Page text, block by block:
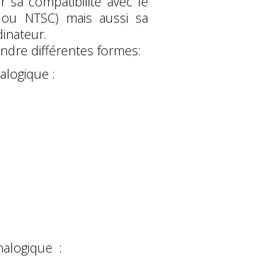
NTSC) mais aussi sa
différentes formes:
:
: